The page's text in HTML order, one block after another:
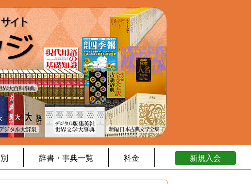
辞書・事典一覧 料金 新規入会